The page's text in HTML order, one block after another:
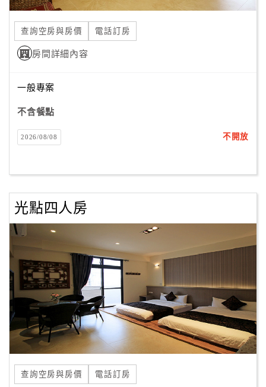
合
作
提
案
店
作
商
合
作
旅
伴
品
宣
查詢空房與房價 電話訂房
房間詳細內容
一般專案
不含餐點
2026/08/08 不開放
光點四人房
查詢空房與房價 電話訂房